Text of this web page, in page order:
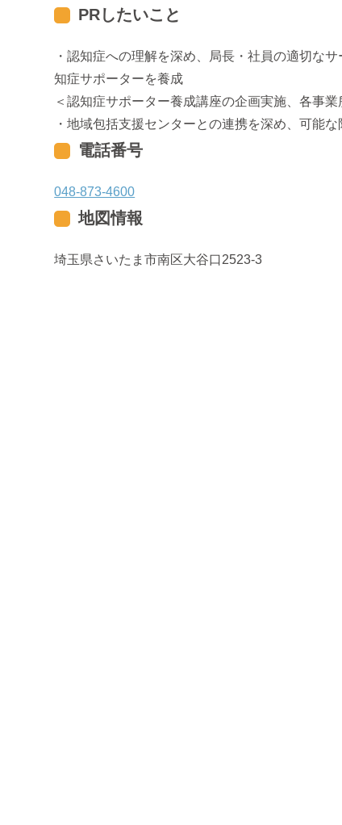
PRしたいこと
・認知症への理解を深め、局長・社員の適切な
知症サポーターを養成
＜認知症サポーター養成講座の企画実施、各事
・地域包括支援センターとの連携を深め、可能
電話番号
048-873-4600
地図情報
埼玉県さいたま市南区大谷口2523-3